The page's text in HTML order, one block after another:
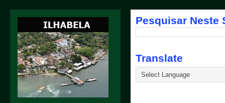
Pesquisar Neste
Translate